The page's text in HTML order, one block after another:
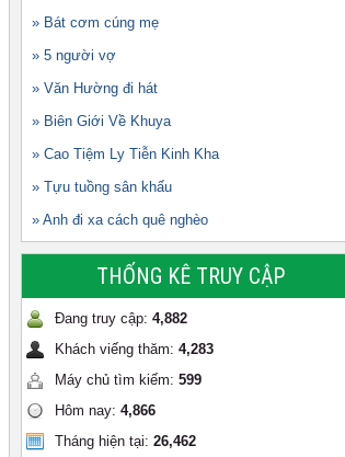
» Bát cơm cúng mẹ
» 5 người vợ
» Văn Hường đi hát
» Biên Giới Về Khuya
» Cao Tiệm Ly Tiễn Kinh Kha
» Tựu tuồng sân khấu
» Anh đi xa cách quê nghèo
THỐNG KÊ TRUY CẬP
Đang truy cập: 4,882
Khách viếng thăm: 4,283
Máy chủ tìm kiếm: 599
Hôm nay: 4,866
Tháng hiện tại: 26,462